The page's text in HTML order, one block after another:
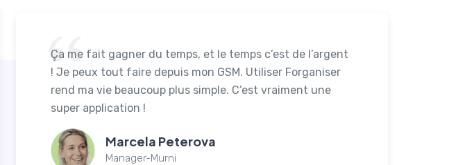
Ça me fait gagner du temps, et le temps c’est de l’argent
! Je peux tout faire depuis mon GSM. Utiliser Forganiser
rend ma vie beaucoup plus simple. C’est vraiment une
super application !
Marcela Peterova
Manager-Murni